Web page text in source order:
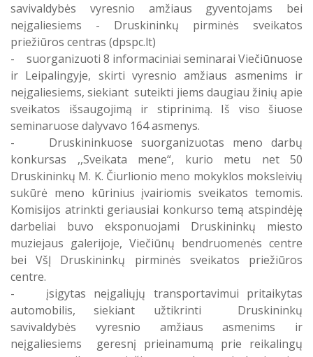
Integruotos sveikatos priežiūros modelio pritaikymas
poliligotų pacientų sveikatos priežiūrai pirminėje
grandyje
Druskininkų savivaldybės sveikatos centro sudėtyje
teikiamų sveikatos priežiūros paslaugų infrastruktūros
modernizavimas
Projektas „Sveikatos centro veiklos modelio diegimas
Druskininkų savivaldybės sveikatos centre“
Projektas „Druskininkų sveikatos centro veikloje
dalyvaujančių asmens sveikatos priežiūros įstaigų
sveikatos specialistų rengimas“
Projektas ,,HOPE – HOme and community Psychiatric
carE”
savivaldybės vyresnio amžiaus gyventojams bei
neįgaliesiems - Druskininkų pirminės sveikatos
priežiūros centras (dpspc.lt)
- suorganizuoti 8 informaciniai seminarai Viečiūnuose
ir Leipalingyje, skirti vyresnio amžiaus asmenims ir
neįgaliesiems, siekiant suteikti jiems daugiau žinių apie
sveikatos išsaugojimą ir stiprinimą. Iš viso šiuose
seminaruose dalyvavo 164 asmenys.
- Druskininkuose suorganizuotas meno darbų
konkursas ,,Sveikata mene“, kurio metu net 50
Druskininkų M. K. Čiurlionio meno mokyklos moksleivių
sukūrė meno kūrinius įvairiomis sveikatos temomis.
Komisijos atrinkti geriausiai konkurso temą atspindėję
darbeliai buvo eksponuojami Druskininkų miesto
muziejaus galerijoje, Viečiūnų bendruomenės centre
bei VšĮ Druskininkų pirminės sveikatos priežiūros
centre.
- įsigytas neįgaliųjų transportavimui pritaikytas
automobilis, siekiant užtikrinti Druskininkų
savivaldybės vyresnio amžiaus asmenims ir
neįgaliesiems geresnį prieinamumą prie reikalingų